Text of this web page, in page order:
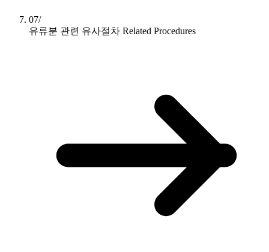
07/
유류분 관련 유사절차 Related Procedures